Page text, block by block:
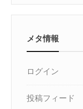
メタ情報
ログイン
投稿フィード